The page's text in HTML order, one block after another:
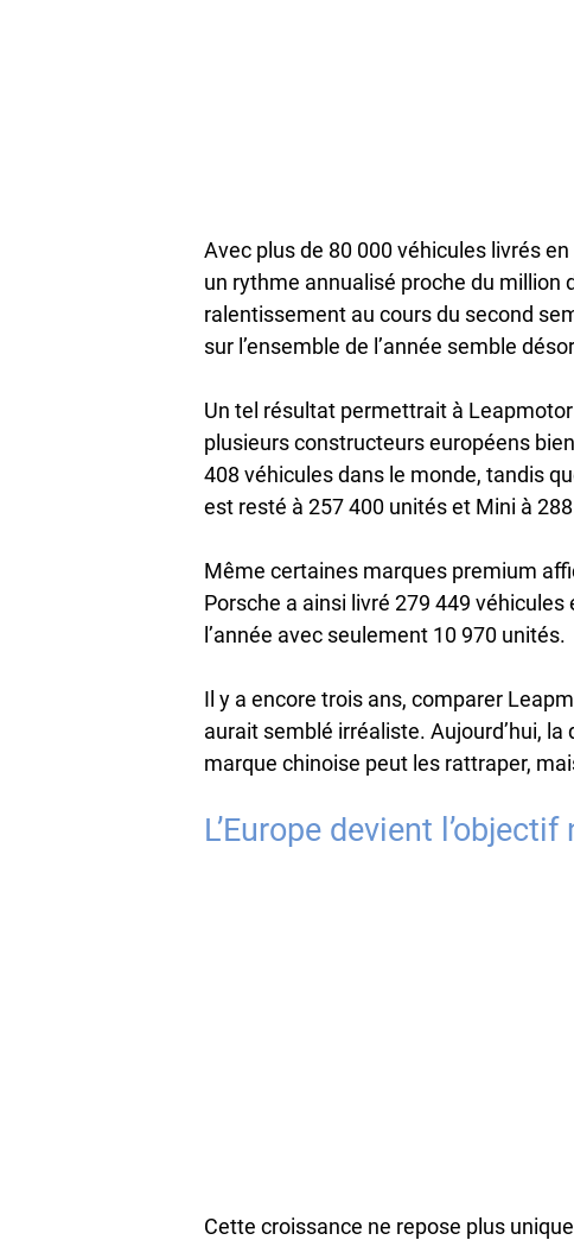
Avec plus de 80 000 véhicules livrés
un rythme annualisé proche du million
ralentissement au cours du second
sur l’ensemble de l’année semble
Un tel résultat permettrait à
plusieurs constructeurs européens
408 véhicules dans le monde, tandis
est resté à 257 400 unités et Mini à
Même certaines marques premium
Porsche a ainsi livré 279 449 véhicules
l’année avec seulement 10 970 unités.
Il y a encore trois ans, comparer
aurait semblé irréaliste. Aujourd’hui, la
marque chinoise peut les rattraper,
L’Europe devient l’objectif
Cette croissance ne repose plus